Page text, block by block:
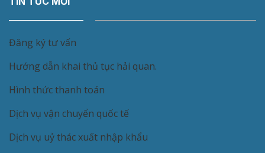
Đăng ký tư vấn
Hướng dẫn khai thủ tục hải quan.
Hình thức thanh toán
Dịch vụ vận chuyển quốc tế
Dịch vụ uỷ thác xuất nhập khẩu